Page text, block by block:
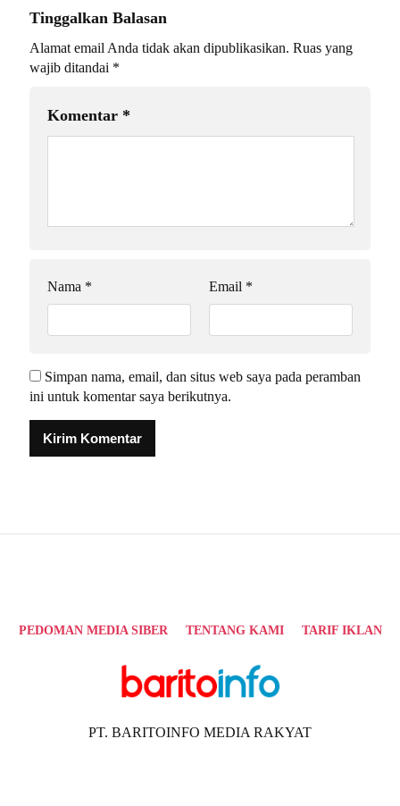
Tinggalkan Balasan
Alamat email Anda tidak akan dipublikasikan. Ruas yang
wajib ditandai *
Komentar *
Nama * Email *
Simpan nama, email, dan situs web saya pada peramban
ini untuk komentar saya berikutnya.
PEDOMAN MEDIA SIBER TENTANG KAMI TARIF IKLAN
PT. BARITOINFO MEDIA RAKYAT